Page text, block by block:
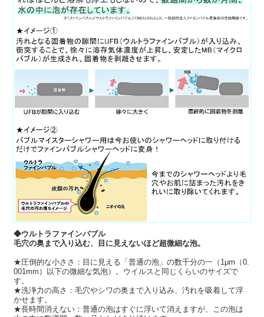
◆ウルトラファインバブル
毛穴の奥まで入り込む、目に見えないほど超微細な泡。
★圧倒的な小ささ：目に見える「普通の泡」の数千分の一（1μm（0.
001mm）以下の微細な気泡）。ウイルスと同じくらいのサイズで
す。
★洗浄力の高さ：毛穴やシワの奥まで入り込み、汚れを吸着して浮
かせます。
★長時間消えない：普通の泡はすぐに浮いて消えますが、この泡は